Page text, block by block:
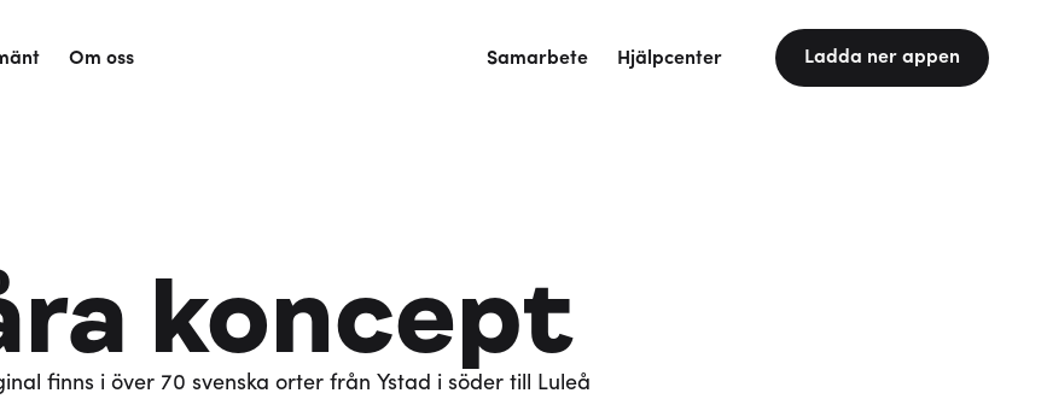
Om oss Samarbete Hjälpcenter Ladda ner appen
koncept
finns i över 70 svenska orter från Ystad i söder till Luleå